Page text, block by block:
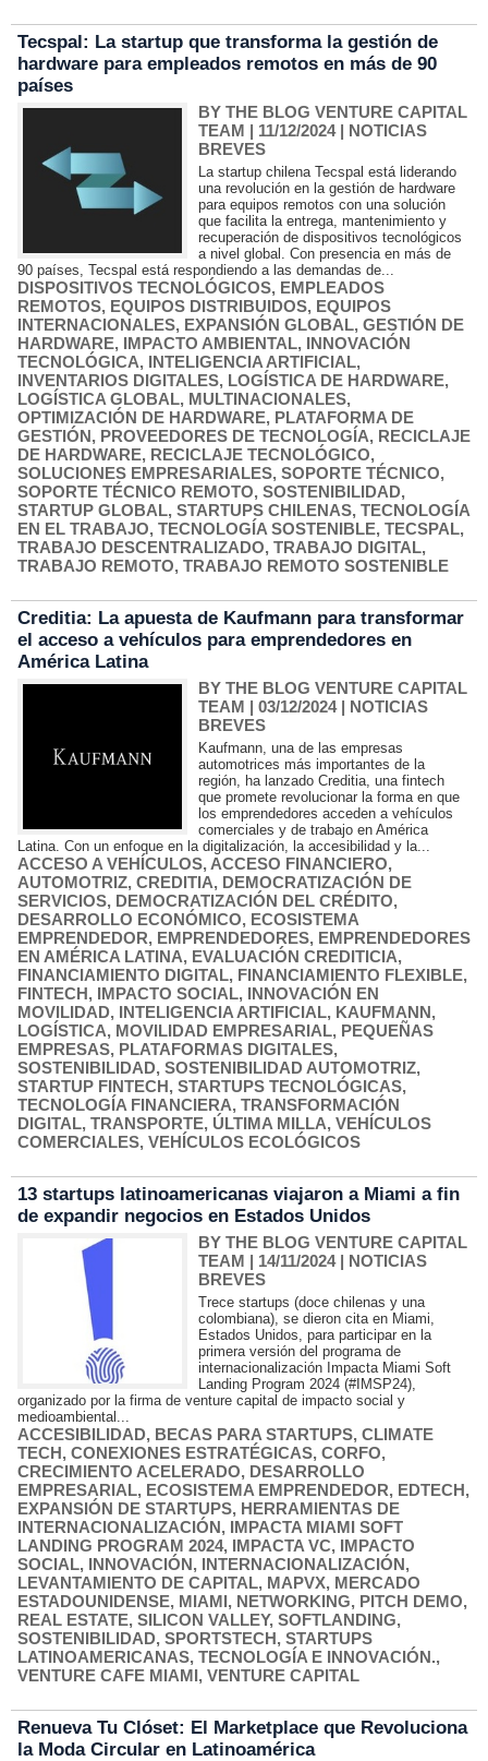
Tecspal: La startup que transforma la gestión de
hardware para empleados remotos en más de 90
países
BY THE BLOG VENTURE CAPITAL
TEAM | 11/12/2024| NOTICIAS
BREVES
La startup chilena Tecspal está liderando
una revolución en la gestión de hardware
para equipos remotos con una solución
que facilita la entrega, mantenimiento y
recuperación de dispositivos tecnológicos
a nivel global. Con presencia en más de
90 países, Tecspal está respondiendo a las demandas de...
DISPOSITIVOS TECNOLÓGICOS, EMPLEADOS
REMOTOS, EQUIPOS DISTRIBUIDOS, EQUIPOS
INTERNACIONALES, EXPANSIÓN GLOBAL, GESTIÓN DE
HARDWARE, IMPACTO AMBIENTAL, INNOVACIÓN
TECNOLÓGICA, INTELIGENCIA ARTIFICIAL,
INVENTARIOS DIGITALES, LOGÍSTICA DE HARDWARE,
LOGÍSTICA GLOBAL, MULTINACIONALES,
OPTIMIZACIÓN DE HARDWARE, PLATAFORMA DE
GESTIÓN, PROVEEDORES DE TECNOLOGÍA, RECICLAJE
DE HARDWARE, RECICLAJE TECNOLÓGICO,
SOLUCIONES EMPRESARIALES, SOPORTE TÉCNICO,
SOPORTE TÉCNICO REMOTO, SOSTENIBILIDAD,
STARTUP GLOBAL, STARTUPS CHILENAS, TECNOLOGÍA
EN EL TRABAJO, TECNOLOGÍA SOSTENIBLE, TECSPAL,
TRABAJO DESCENTRALIZADO, TRABAJO DIGITAL,
TRABAJO REMOTO, TRABAJO REMOTO SOSTENIBLE
Creditia: La apuesta de Kaufmann para transformar
el acceso a vehículos para emprendedores en
América Latina
BY THE BLOG VENTURE CAPITAL
TEAM | 03/12/2024| NOTICIAS
BREVES
Kaufmann, una de las empresas
automotrices más importantes de la
región, ha lanzado Creditia, una fintech
que promete revolucionar la forma en que
los emprendedores acceden a vehículos
comerciales y de trabajo en América
Latina. Con un enfoque en la digitalización, la accesibilidad y la...
ACCESO A VEHÍCULOS, ACCESO FINANCIERO,
AUTOMOTRIZ, CREDITIA, DEMOCRATIZACIÓN DE
SERVICIOS, DEMOCRATIZACIÓN DEL CRÉDITO,
DESARROLLO ECONÓMICO, ECOSISTEMA
EMPRENDEDOR, EMPRENDEDORES, EMPRENDEDORES
EN AMÉRICA LATINA, EVALUACIÓN CREDITICIA,
FINANCIAMIENTO DIGITAL, FINANCIAMIENTO FLEXIBLE,
FINTECH, IMPACTO SOCIAL, INNOVACIÓN EN
MOVILIDAD, INTELIGENCIA ARTIFICIAL, KAUFMANN,
LOGÍSTICA, MOVILIDAD EMPRESARIAL, PEQUEÑAS
EMPRESAS, PLATAFORMAS DIGITALES,
SOSTENIBILIDAD, SOSTENIBILIDAD AUTOMOTRIZ,
STARTUP FINTECH, STARTUPS TECNOLÓGICAS,
TECNOLOGÍA FINANCIERA, TRANSFORMACIÓN
DIGITAL, TRANSPORTE, ÚLTIMA MILLA, VEHÍCULOS
COMERCIALES, VEHÍCULOS ECOLÓGICOS
13 startups latinoamericanas viajaron a Miami a fin
de expandir negocios en Estados Unidos
BY THE BLOG VENTURE CAPITAL
TEAM | 14/11/2024| NOTICIAS
BREVES
Trece startups (doce chilenas y una
colombiana), se dieron cita en Miami,
Estados Unidos, para participar en la
primera versión del programa de
internacionalización Impacta Miami Soft
Landing Program 2024 (#IMSP24),
organizado por la firma de venture capital de impacto social y
medioambiental...
ACCESIBILIDAD, BECAS PARA STARTUPS, CLIMATE
TECH, CONEXIONES ESTRATÉGICAS, CORFO,
CRECIMIENTO ACELERADO, DESARROLLO
EMPRESARIAL, ECOSISTEMA EMPRENDEDOR, EDTECH,
EXPANSIÓN DE STARTUPS, HERRAMIENTAS DE
INTERNACIONALIZACIÓN, IMPACTA MIAMI SOFT
LANDING PROGRAM 2024, IMPACTA VC, IMPACTO
SOCIAL, INNOVACIÓN, INTERNACIONALIZACIÓN,
LEVANTAMIENTO DE CAPITAL, MAPVX, MERCADO
ESTADOUNIDENSE, MIAMI, NETWORKING, PITCH DEMO,
REAL ESTATE, SILICON VALLEY, SOFTLANDING,
SOSTENIBILIDAD, SPORTSTECH, STARTUPS
LATINOAMERICANAS, TECNOLOGÍA E INNOVACIÓN.,
VENTURE CAFE MIAMI, VENTURE CAPITAL
Renueva Tu Clóset: El Marketplace que Revoluciona
la Moda Circular en Latinoamérica